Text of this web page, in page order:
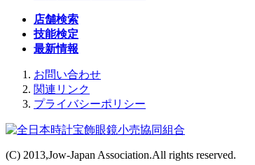
店舗検索
技能検定
最新情報
お問い合わせ
関連リンク
プライバシーポリシー
(C) 2013,Jow-Japan Association.All rights reserved.